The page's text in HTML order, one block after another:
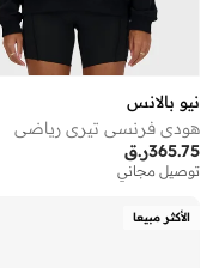
نيو بالانس
هودي فرنسي تيري رياضي
ر.ق365.75
توصيل مجاني
الأكثر مبيعا